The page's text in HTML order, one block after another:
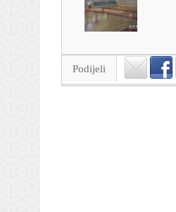
Podijeli